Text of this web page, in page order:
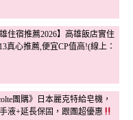
雄住宿推薦2026】高雄飯店實住
真心推薦,便宜CP值高!(線上：
團購》日本麗克特給皂機，
液+延長保固，跟團超優惠